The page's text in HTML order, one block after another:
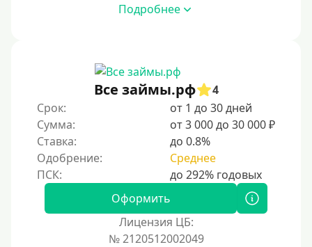
Без платных услуг и подписок
Онлайн круглосуточно
На карту круглосуточно
24/7
Деньги в долг
В долг на карту
Срок
Подробнее
Все займы.рф
4
Срок:
от 1 до 30 дней
Сумма:
от 3 000 до 30 000 ₽
Ставка:
до 0.8%
Одобрение:
Среднее
Оформить
Лицензия ЦБ:
№ 2120512002049